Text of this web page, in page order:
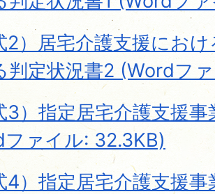
2）居宅介護支援にお
判定状況書2 (Wordフ
3）指定居宅介護支援
ァイル: 32.3KB)
4）指定居宅介護支援